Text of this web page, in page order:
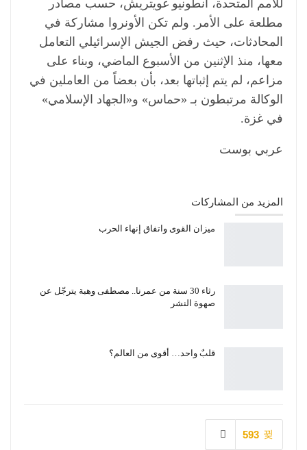
المزيد من المشاركات
ميزان القوى واتفاق إنهاء الحرب
رثاء 30 سنة من عمرنا.. مصطفى وهبة يترجّل عن
صهوة النشر
قلبٌ واحد… أقوى من العالم؟
للأمم المتحدة، أنطونيو غويتريش، حسب مصادر
مطلعة على الأمر. ولم تكن الأونروا مشاركة في
المحادثات، حيث رفض الجيش الإسرائيلي التعامل
معها، منذ الإثنين من الأسبوع الماضي، وبناء على
مزاعم، لم يتم إثباتها بعد، بأن بعضاً من العاملين في
الوكالة مرتبطون بـ «حماس» و«الجهاد الإسلامي»
في غزة.
عربي بوست
593